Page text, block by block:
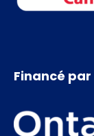
Financé par